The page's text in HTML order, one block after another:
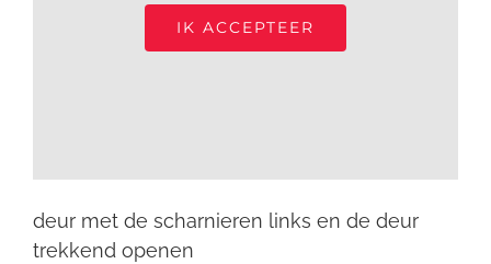
IK ACCEPTEER
deur met de scharnieren links en de deur
trekkend openen